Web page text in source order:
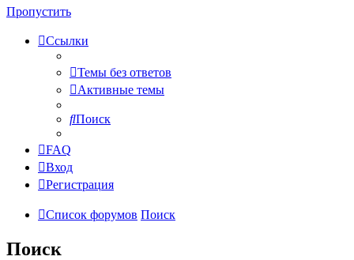
Пропустить
Ссылки
Темы без ответов
Активные темы
Поиск
FAQ
Вход
Регистрация
Список форумов Поиск
Поиск